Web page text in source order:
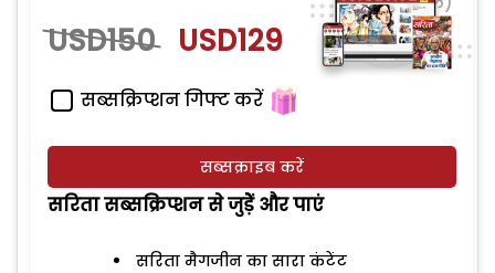
USD150 USD129
सब्सक्रिप्शन गिफ्ट करें
सब्सक्राइब करें
सरिता सब्सक्रिप्शन से जुड़ेें और पाएं
सरिता मैगजीन का सारा कंटेंट